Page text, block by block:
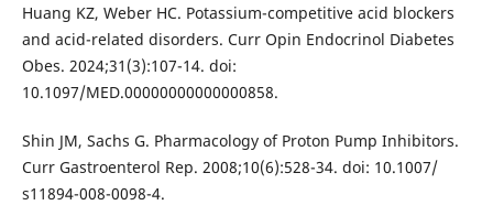
Huang KZ, Weber HC. Potassium-competitive acid blockers
and acid-related disorders. Curr Opin Endocrinol Diabetes
Obes. 2024;31(3):107-14. doi:
10.1097/MED.00000000000000858.
Shin JM, Sachs G. Pharmacology of Proton Pump Inhibitors.
Curr Gastroenterol Rep. 2008;10(6):528-34. doi: 10.1007/
s11894-008-0098-4.